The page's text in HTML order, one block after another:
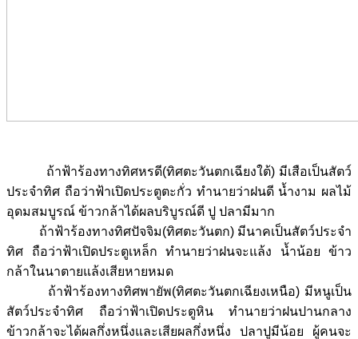
ถ้าฟ้าร้องทางทิศหรดี(ทิศตะวันตกเฉียงใต้) มีเสือเป็นสัตว์
ประจำทิศ ถือว่าฟ้าเปิดประตูตะกั่ว ทำนายว่าฝนดี น้ำงาม ผลไม้
อุดมสมบูรณ์ ข้าวกล้าได้ผลบริบูรณ์ดี ปู ปลามีมาก
ถ้าฟ้าร้องทางทิศปัจจิม(ทิศตะวันตก) มีนาคเป็นสัตว์ประจำ
ทิศ ถือว่าฟ้าเปิดประตูเหล็ก ทำนายว่าฝนจะแล้ง น้ำน้อย ข้าว
กล้าในนาตายแล้งเสียหายหมด
ถ้าฟ้าร้องทางทิศพายัพ(ทิศตะวันตกเฉียงเหนือ) มีหนูเป็น
สัตว์ประจำทิศ ถือว่าฟ้าเปิดประตูหิน ทำนายว่าฝนปานกลาง
ข้าวกล้าจะได้ผลกึ่งหนึ่งและเสียผลกึ่งหนึ่ง ปลาปูมีน้อย ผู้คนจะ